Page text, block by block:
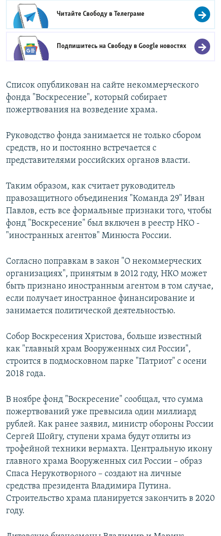
Читайте Свободу вТелеграме
Подпишитесь на Свободу вGoogle новостях
Список опубликован на сайте некоммерческого
фонда "Воскресение", который собирает
пожертвования на возведение храма.
Руководство фонда занимается не только сбором
средств, но и постоянно встречается с
представителями российских органов власти.
Таким образом, как считает руководитель
правозащитного объединения "Команда 29" Иван
Павлов, есть все формальные признаки того, чтобы
фонд "Воскресение" был включен в реестр НКО -
"иностранных агентов" Минюста России.
Согласно поправкам в закон "О некоммерческих
организациях", принятым в 2012 году, НКО может
быть признано иностранным агентом в том случае,
если получает иностранное финансирование и
занимается политической деятельностью.
Собор Воскресения Христова, больше известный
как "главный храм Вооруженных сил России",
строится в подмосковном парке "Патриот" с осени
2018 года.
В ноябре фонд "Воскресение" сообщал, что сумма
пожертвований уже превысила один миллиард
рублей. Как ранее заявил, министр обороны России
Сергей Шойгу, ступени храма будут отлиты из
трофейной техники вермахта. Центральную икону
главного храма Вооруженных сил России – образ
Спаса Нерукотворного – создают на личные
средства президента Владимира Путина.
Строительство храма планируется закончить в 2020
году.